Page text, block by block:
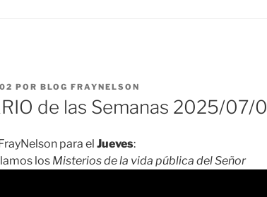
POR BLOG FRAYNELSON
de las Semanas 2025/07/
para el Jueves:
los Misterios de la vida pública del Señor